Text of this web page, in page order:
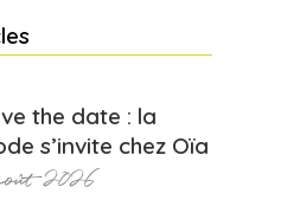
the date : la
s’invite chez Oïa
2026